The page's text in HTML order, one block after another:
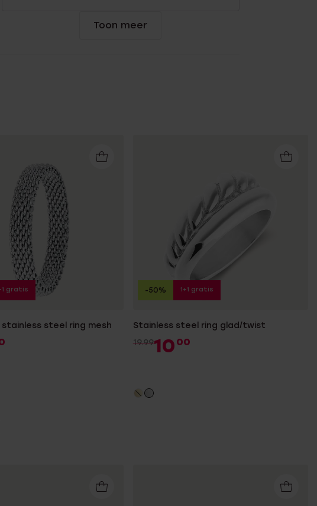
Toon meer
steel ring mesh
gratis
Stainless steel ring glad/twist
19.9910 00
-50% 1+1 gratis